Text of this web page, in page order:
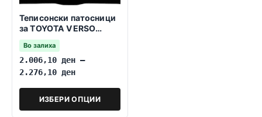
Теписонски патосници
за TOYOTA VERSO
2009-2018
Во залиха
2.006,10 ден –
2.276,10 ден
ИЗБЕРИ ОПЦИИ